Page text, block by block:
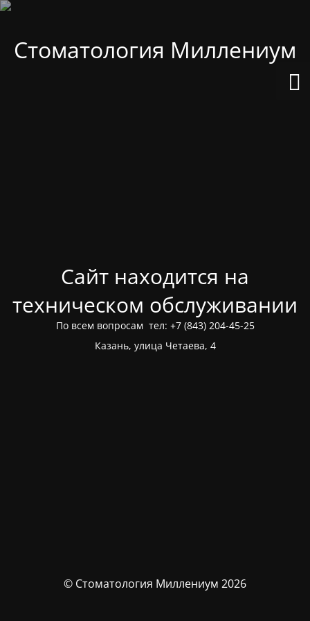
Стоматология Миллениум
Сайт находится на
техническом обслуживании
По всем вопросам тел: +7 (843) 204-45-25
Казань, улица Четаева, 4
© Стоматология Миллениум 2026